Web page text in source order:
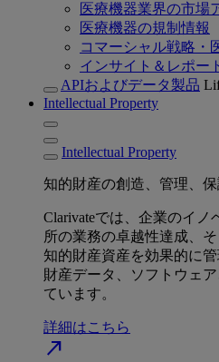
医療機器業界の市場
医療機器の規制情報
コマーシャル戦略・
インサイト＆レポー
APIおよびデータ製品
Intellectual Property
Intellectual Property
知的財産の創造、管理、
Clarivateでは、企業のイ
所の業務の卓越性達成、
知的財産資産を効果的に
財産データ、ソフトウェ
ています。
詳細はこちら
north_east